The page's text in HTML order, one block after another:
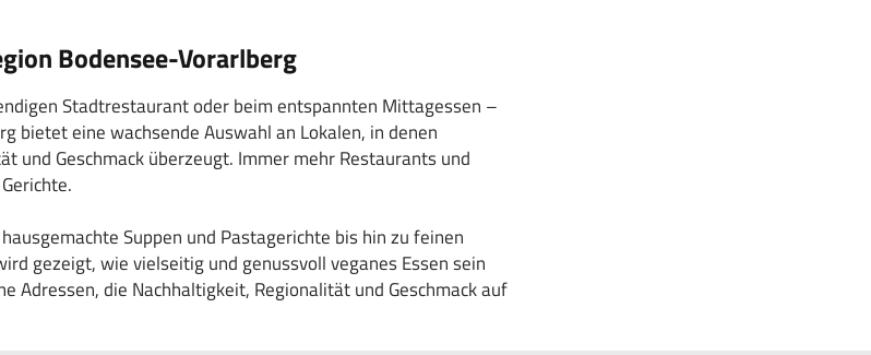
Bodensee-Vorarlberg
Stadtrestaurant oder beim entspannten Mittagessen –
bietet eine wachsende Auswahl an Lokalen, in denen
und Geschmack überzeugt. Immer mehr Restaurants und
Suppen und Pastagerichte bis hin zu feinen
gezeigt, wie vielseitig und genussvoll veganes Essen sein
Adressen, die Nachhaltigkeit, Regionalität und Geschmack auf